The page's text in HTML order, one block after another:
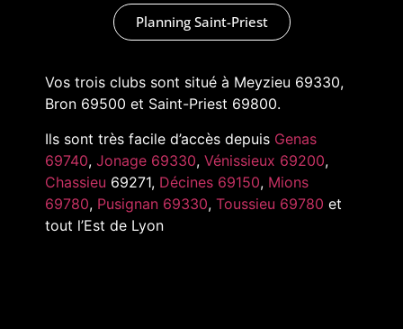
Planning Saint-Priest
Vos trois clubs sont situé à Meyzieu 69330,
Bron 69500 et Saint-Priest 69800.
Ils sont très facile d’accès depuis Genas
69740, Jonage 69330, Vénissieux 69200,
Chassieu 69271, Décines 69150, Mions
69780, Pusignan 69330, Toussieu 69780 et
tout l’Est de Lyon